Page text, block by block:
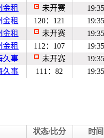
金租 未开赛
金租 120：121
金租 未开赛
金租 112：107
久事 未开赛
久事 111：82
状态/比分 时间